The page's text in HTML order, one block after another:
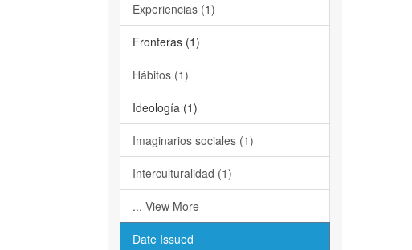
Experiencias (1)
Fronteras (1)
Hábitos (1)
Ideología (1)
Imaginarios sociales (1)
Interculturalidad (1)
... View More
Date Issued